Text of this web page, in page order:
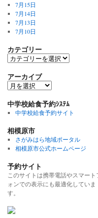
7月15日
7月14日
7月13日
7月10日
カテゴリー
カ
ゴ
リ
アーカイブ
ア
カ
イ
中学校給食予約ｼｽﾃﾑ
中学校給食予約サイト
相模原市
さがみはら地域ポータル
相模原市公式ホームページ
予約サイト
このサイトは携帯電話やスマート
ォンでの表示にも最適化していま
す。